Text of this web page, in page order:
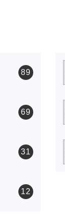
89
69
31
12